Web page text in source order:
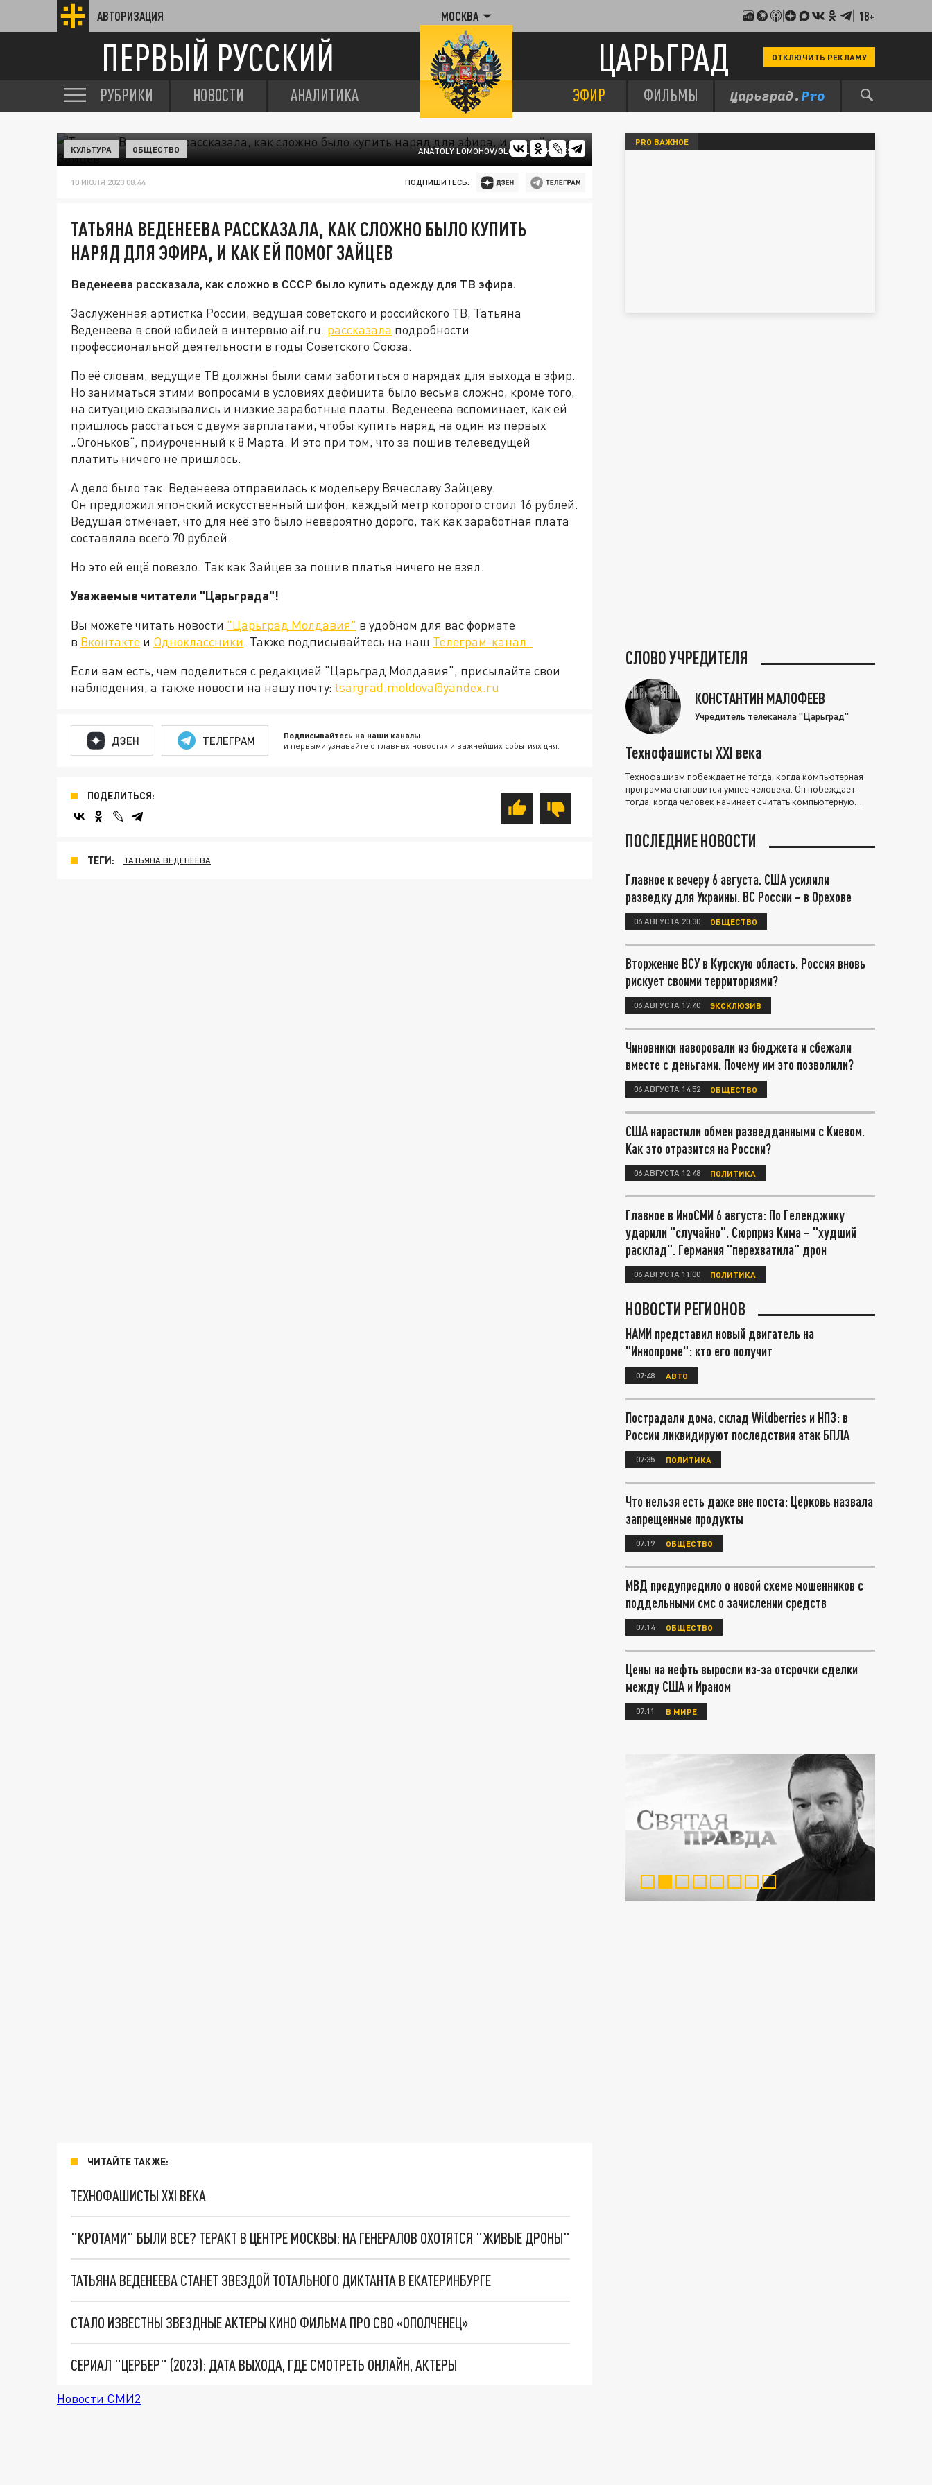
АВТОРИЗАЦИЯ МОСКВА 18+
ПЕРВЫЙ РУССКИЙ ЦАРЬГРАД ОТКЛЮЧИТЬ РЕКЛАМУ
РУБРИКИ НОВОСТИ АНАЛИТИКА ЭФИР ФИЛЬМЫ
ANATOLY LOMOHOV/GLOBALLOOKPRESS
КУЛЬТУРА ОБЩЕСТВО
10 ИЮЛЯ 2023 08:44 ПОДПИШИТЕСЬ:
ТАТЬЯНА ВЕДЕНЕЕВА РАССКАЗАЛА, КАК СЛОЖНО БЫЛО КУПИТЬ
НАРЯД ДЛЯ ЭФИРА, И КАК ЕЙ ПОМОГ ЗАЙЦЕВ
Веденеева рассказала, как сложно в СССР было купить одежду для ТВ эфира.
Заслуженная артистка России, ведущая советского и российского ТВ, Татьяна
Веденеева в свой юбилей в интервью aif.ru. рассказала подробности
профессиональной деятельности в годы Советского Союза.
По её словам, ведущие ТВ должны были сами заботиться о нарядах для выхода в эфир.
Но заниматься этими вопросами в условиях дефицита было весьма сложно, кроме того,
на ситуацию сказывались и низкие заработные платы. Веденеева вспоминает, как ей
пришлось расстаться с двумя зарплатами, чтобы купить наряд на один из первых
„Огоньков“, приуроченный к 8 Марта. И это при том, что за пошив телеведущей
платить ничего не пришлось.
А дело было так. Веденеева отправилась к модельеру Вячеславу Зайцеву.
Он предложил японский искусственный шифон, каждый метр которого стоил 16 рублей.
Ведущая отмечает, что для неё это было невероятно дорого, так как заработная плата
составляла всего 70 рублей.
Но это ей ещё повезло. Так как Зайцев за пошив платья ничего не взял.
Уважаемые читатели "Царьграда"!
Вы можете читать новости "Царьград Молдавия" в удобном для вас формате
в Вконтакте и Одноклассники. Также подписывайтесь на наш Телеграм-канал.
Если вам есть, чем поделиться с редакцией "Царьград Молдавия", присылайте свои
наблюдения, а также новости на нашу почту: tsargrad.moldova@yandex.ru
ДЗЕН ТЕЛЕГРАМ Подписывайтесь на наши каналы
и первыми узнавайте о главных новостях и важнейших событиях дня.
ПОДЕЛИТЬСЯ:
ТЕГИ: ТАТЬЯНА ВЕДЕНЕЕВА
ЧИТАЙТЕ ТАКЖЕ:
ТЕХНОФАШИСТЫ XXI ВЕКА
"КРОТАМИ" БЫЛИ ВСЕ? ТЕРАКТ В ЦЕНТРЕ МОСКВЫ: НА ГЕНЕРАЛОВ ОХОТЯТСЯ "ЖИВЫЕ ДРОНЫ"
ТАТЬЯНА ВЕДЕНЕЕВА СТАНЕТ ЗВЕЗДОЙ ТОТАЛЬНОГО ДИКТАНТА В ЕКАТЕРИНБУРГЕ
СТАЛО ИЗВЕСТНЫ ЗВЕЗДНЫЕ АКТЕРЫ КИНО ФИЛЬМА ПРО СВО «ОПОЛЧЕНЕЦ»
СЕРИАЛ "ЦЕРБЕР" (2023): ДАТА ВЫХОДА, ГДЕ СМОТРЕТЬ ОНЛАЙН, АКТЕРЫ
Новости СМИ2
PRO ВАЖНОЕ
СЛОВО УЧРЕДИТЕЛЯ
КОНСТАНТИН МАЛОФЕЕВ
Учредитель телеканала "Царьград"
Технофашисты XXI века
Технофашизм побеждает не тогда, когда компьютерная
программа становится умнее человека. Он побеждает
тогда, когда человек начинает считать компьютерную
ПОСЛЕДНИЕ НОВОСТИ
Главное к вечеру 6 августа. США усилили
разведку для Украины. ВС России – в Орехове
06 АВГУСТА 20:30 ОБЩЕСТВО
Вторжение ВСУ в Курскую область. Россия вновь
рискует своими территориями?
06 АВГУСТА 17:40 ЭКСКЛЮЗИВ
Чиновники наворовали из бюджета и сбежали
вместе с деньгами. Почему им это позволили?
06 АВГУСТА 14:52 ОБЩЕСТВО
США нарастили обмен разведданными с Киевом.
Как это отразится на России?
06 АВГУСТА 12:48 ПОЛИТИКА
Главное в ИноСМИ 6 августа: По Геленджику
ударили "случайно". Сюрприз Кима – "худший
расклад". Германия "перехватила" дрон
06 АВГУСТА 11:00 ПОЛИТИКА
НОВОСТИ РЕГИОНОВ
НАМИ представил новый двигатель на
"Иннопроме": кто его получит
07:48 АВТО
Пострадали дома, склад Wildberries и НПЗ: в
России ликвидируют последствия атак БПЛА
07:35 ПОЛИТИКА
Что нельзя есть даже вне поста: Церковь назвала
запрещенные продукты
07:19 ОБЩЕСТВО
МВД предупредило о новой схеме мошенников с
поддельными смс о зачислении средств
07:14 ОБЩЕСТВО
Цены на нефть выросли из-за отсрочки сделки
между США и Ираном
07:11 В МИРЕ